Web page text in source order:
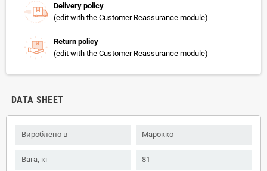
Delivery policy
(edit with the Customer Reassurance module)
Return policy
(edit with the Customer Reassurance module)
DATA SHEET
Вироблено в Марокко
Вага, кг 81